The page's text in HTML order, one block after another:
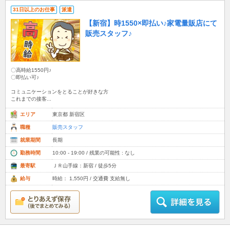
31日以上のお仕事 派遣
【新宿】時1550×即払い♪家電量販店にて
販売スタッフ♪
〇高時給1550円♪
〇即払い可♪
コミュニケーションをとることが好きな方
これまでの接客...
エリア 東京都 新宿区
職種 販売スタッフ
就業期間 長期
勤務時間 10:00 - 19:00 / 残業の可能性 : なし
最寄駅 ＪＲ山手線：新宿 / 徒歩5分
給与 時給： 1,550円 / 交通費 支給無し